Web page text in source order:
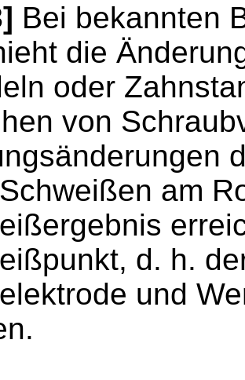
Bei bekannten
die
oder
von
am
d. h.
und